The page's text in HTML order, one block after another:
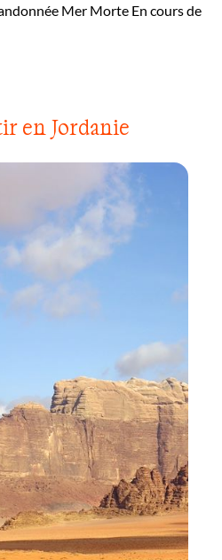
Mer Morte En cours de
en Jordanie